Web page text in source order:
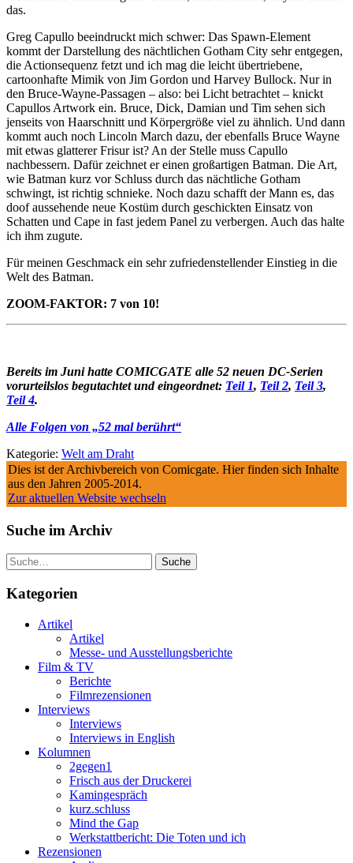
das.
Greg Capullo beeindruckt mich schwer: Das Spawn-Element
kommt der Darstellung des nächtlichen Gotham City sehr entgegen,
die Actionsequenz fetzt und ich mag die leicht übertriebene,
cartoonhafte Mimik von Jim Gordon und Harvey Bullock. Nur in
den Bruce-Wayne-Passagen – also: bei Licht betrachtet – knickt
Capullos Artwork ein. Bruce, Dick, Damian und Tim sehen sich
jenseits von Haarschnitt und Körpergröße viel zu ähnlich. Und dann
kommt auch noch Lincoln March dazu, der ebenfalls Bruce Wayne
mit etwas glatterer Frisur ist? An der Stelle muss Capullo
nachbessern. Dafür zeichnet er einen großartigen Batman. Die Art,
wie Batman kurz vor Schluss durch das nächtliche Gotham
schwingt, ist richtig schnieke. Noch dazu schafft der Mann es, das
doof aussehende neue Kostüm durch geschickten Einsatz von
Schatten und Cape in fast jedem Panel zu verbergen. Auch das halte
ich ihm zugute.
Für meinen Geschmack ein sehr zufriedenstellender Einstieg in die
Welt des Batman.
ZOOM-FAKTOR: 7 von 10!
Bereits im Juni hatte COMICGATE alle 52 neuen DC-Serien
vorurteilslos begutachtet und eingeordnet: Teil 1, Teil 2, Teil 3,
Teil 4.
Alle Folgen von „52 mal berührt“
Kategorie: Welt am Draht
Dies ist der Archivbereich von Comicgate. Hier finden sich Inhalte
aus den Jahren 2005-2014.
Zur aktuellen Website wechseln
Suche im Archiv
Suche
Kategorien
Artikel
Artikel
Messe- und Ausstellungsberichte
Film & TV
Berichte
Filmrezensionen
Interviews
Interviews
Interviews in English
Kolumnen
2gegen1
Frisch aus der Druckerei
Kamingespräch
kurz.schluss
Mind the Gap
Werkstattbericht: Die Toten und ich
Rezensionen